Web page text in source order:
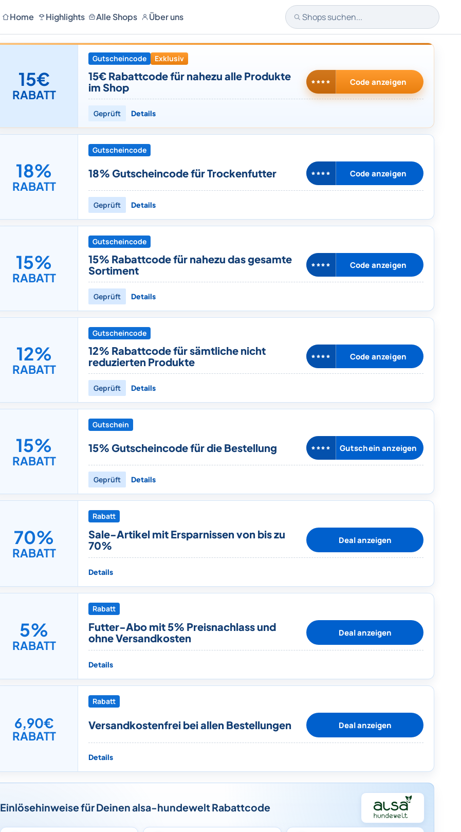
Home Highlights Alle Shops Über uns Shops suchen
15€
RABATT
Gutscheincode Exklusiv
15€ Rabattcode für nahezu alle Produkte
im Shop
**** Code anzeigen
Geprüft Details
18%
RABATT
Gutscheincode
18% Gutscheincode für Trockenfutter **** Code anzeigen
Geprüft Details
15%
RABATT
Gutscheincode
15% Rabattcode für nahezu das gesamte
Sortiment
**** Code anzeigen
Geprüft Details
12%
RABATT
Gutscheincode
12% Rabattcode für sämtliche nicht
reduzierten Produkte
**** Code anzeigen
Geprüft Details
15%
RABATT
Gutschein
15% Gutscheincode für die Bestellung **** Gutschein anzeigen
Geprüft Details
70%
RABATT
Rabatt
Sale-Artikel mit Ersparnissen von bis zu
70%
Deal anzeigen
Details
5%
RABATT
Rabatt
Futter-Abo mit 5% Preisnachlass und
ohne Versandkosten
Deal anzeigen
Details
6,90€
RABATT
Rabatt
Versandkostenfrei bei allen Bestellungen Deal anzeigen
Details
Einlösehinweise für Deinen alsa-hundewelt Rabattcode